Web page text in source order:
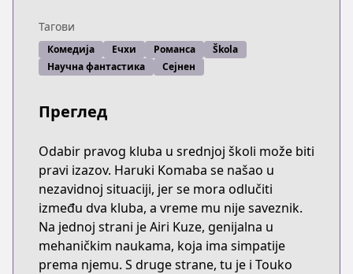
Тагови
Комедија Ечхи Романса
Škola
Научна фантастика
Сејнен
Преглед
Odabir pravog kluba u srednjoj školi može biti
pravi izazov. Haruki Komaba se našao u
nezavidnoj situaciji, jer se mora odlučiti
između dva kluba, a vreme mu nije saveznik.
Na jednoj strani je Airi Kuze, genijalna u
mehaničkim naukama, koja ima simpatije
prema njemu. S druge strane, tu je i Touko